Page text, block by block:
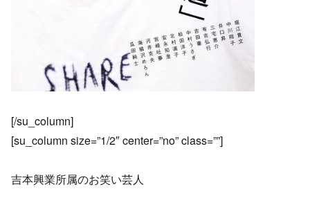
[/su_column]
[su_column size=”1/2″ center=”no” class=””]
吉本興業所属のお笑い芸人